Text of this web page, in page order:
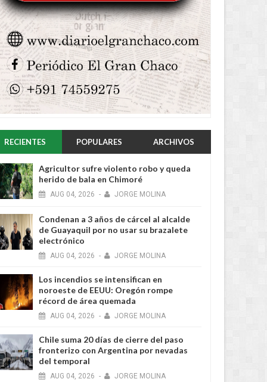
RECIENTES POPULARES ARCHIVOS
Agricultor sufre violento robo y queda
herido de bala en Chimoré
AUG 04, 2026 - JORGE MOLINA
Condenan a 3 años de cárcel al alcalde
de Guayaquil por no usar su brazalete
electrónico
AUG 04, 2026 - JORGE MOLINA
Los incendios se intensifican en
noroeste de EEUU: Oregón rompe
récord de área quemada
AUG 04, 2026 - JORGE MOLINA
Chile suma 20 días de cierre del paso
fronterizo con Argentina por nevadas
del temporal
AUG 04, 2026 - JORGE MOLINA